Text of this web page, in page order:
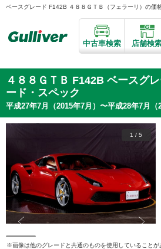
ベースグレード F142B ４８８ＧＴＢ（フェラーリ）の
中古車検索 店舗検
４８８ＧＴＢ F142B ベースグ
ード・スペック
平成27年7月（2015年7月）〜平成28年7月（
1 /5
画像は他のグレードと共通のものを使用していることが